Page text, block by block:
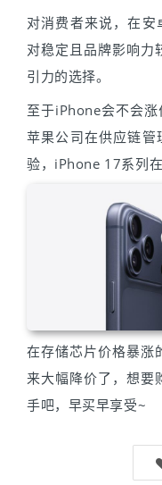
对消费者来说，在安
对稳定且品牌影响力
引力的选择。
至于iPhone会不会
苹果公司在供应链管
验，iPhone 17系列
在存储芯片价格暴涨
来大幅降价了，想要
手吧，早买早享受~